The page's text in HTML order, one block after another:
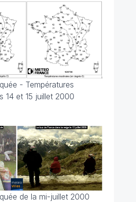
- Températures
14 et 15 juillet 2000
de la mi-juillet 2000